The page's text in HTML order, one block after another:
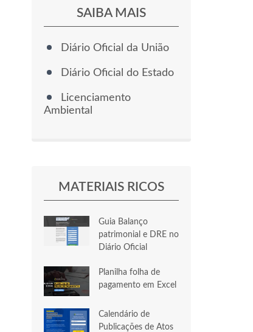
SAIBA MAIS
Diário Oficial da União
Diário Oficial do Estado
Licenciamento
Ambiental
MATERIAIS RICOS
Guia Balanço
patrimonial e DRE no
Diário Oficial
Planilha folha de
pagamento em Excel
Calendário de
Publicações de Atos